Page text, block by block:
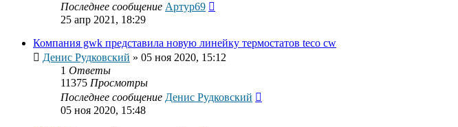
Последнее сообщение Артур69
25 апр 2021, 18:29
Компания gwk представила новую линейку термостатов teco cw
Денис Рудковский » 05 ноя 2020, 15:12
1 Ответы
11375 Просмотры
Последнее сообщение Денис Рудковский
05 ноя 2020, 15:48